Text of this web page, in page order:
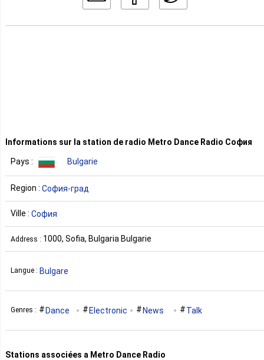
Informations sur la station de radio Metro Dance Radio София
Pays : Bulgarie
Region : София-град
Ville : София
Address : 1000, Sofia, Bulgaria Bulgarie
Langue : Bulgare
Genres : Dance Electronic News Talk
Stations associées a Metro Dance Radio